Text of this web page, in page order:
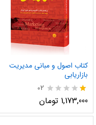
کتاب اصول و مبانی مدیریت
بازاریابی
نم
1.
02
1,173,000 تومان